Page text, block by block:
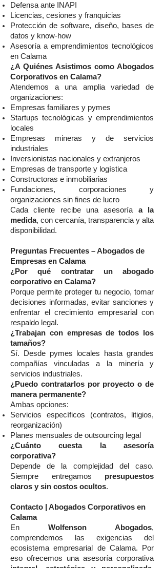
Defensa ante INAPI
Licencias, cesiones y franquicias
Protección de software, diseño, bases de
datos y know-how
Asesoría a emprendimientos tecnológicos
en Calama
¿A Quiénes Asistimos como Abogados
Corporativos en Calama?
Atendemos a una amplia variedad de
organizaciones:
Empresas familiares y pymes
Startups tecnológicas y emprendimientos
locales
Empresas mineras y de servicios
industriales
Inversionistas nacionales y extranjeros
Empresas de transporte y logística
Constructoras e inmobiliarias
Fundaciones, corporaciones y
organizaciones sin fines de lucro
Cada cliente recibe una asesoría a la
medida, con cercanía, transparencia y alta
disponibilidad.
Preguntas Frecuentes – Abogados de
Empresas en Calama
¿Por qué contratar un abogado
corporativo en Calama?
Porque permite proteger tu negocio, tomar
decisiones informadas, evitar sanciones y
enfrentar el crecimiento empresarial con
respaldo legal.
¿Trabajan con empresas de todos los
tamaños?
Sí. Desde pymes locales hasta grandes
compañías vinculadas a la minería y
servicios industriales.
¿Puedo contratarlos por proyecto o de
manera permanente?
Ambas opciones:
Servicios específicos (contratos, litigios,
reorganización)
Planes mensuales de outsourcing legal
¿Cuánto cuesta la asesoría
corporativa?
Depende de la complejidad del caso.
Siempre entregamos presupuestos
claros y sin costos ocultos.
Contacto | Abogados Corporativos en
Calama
En Wolfenson Abogados,
comprendemos las exigencias del
ecosistema empresarial de Calama. Por
eso ofrecemos una asesoría corporativa